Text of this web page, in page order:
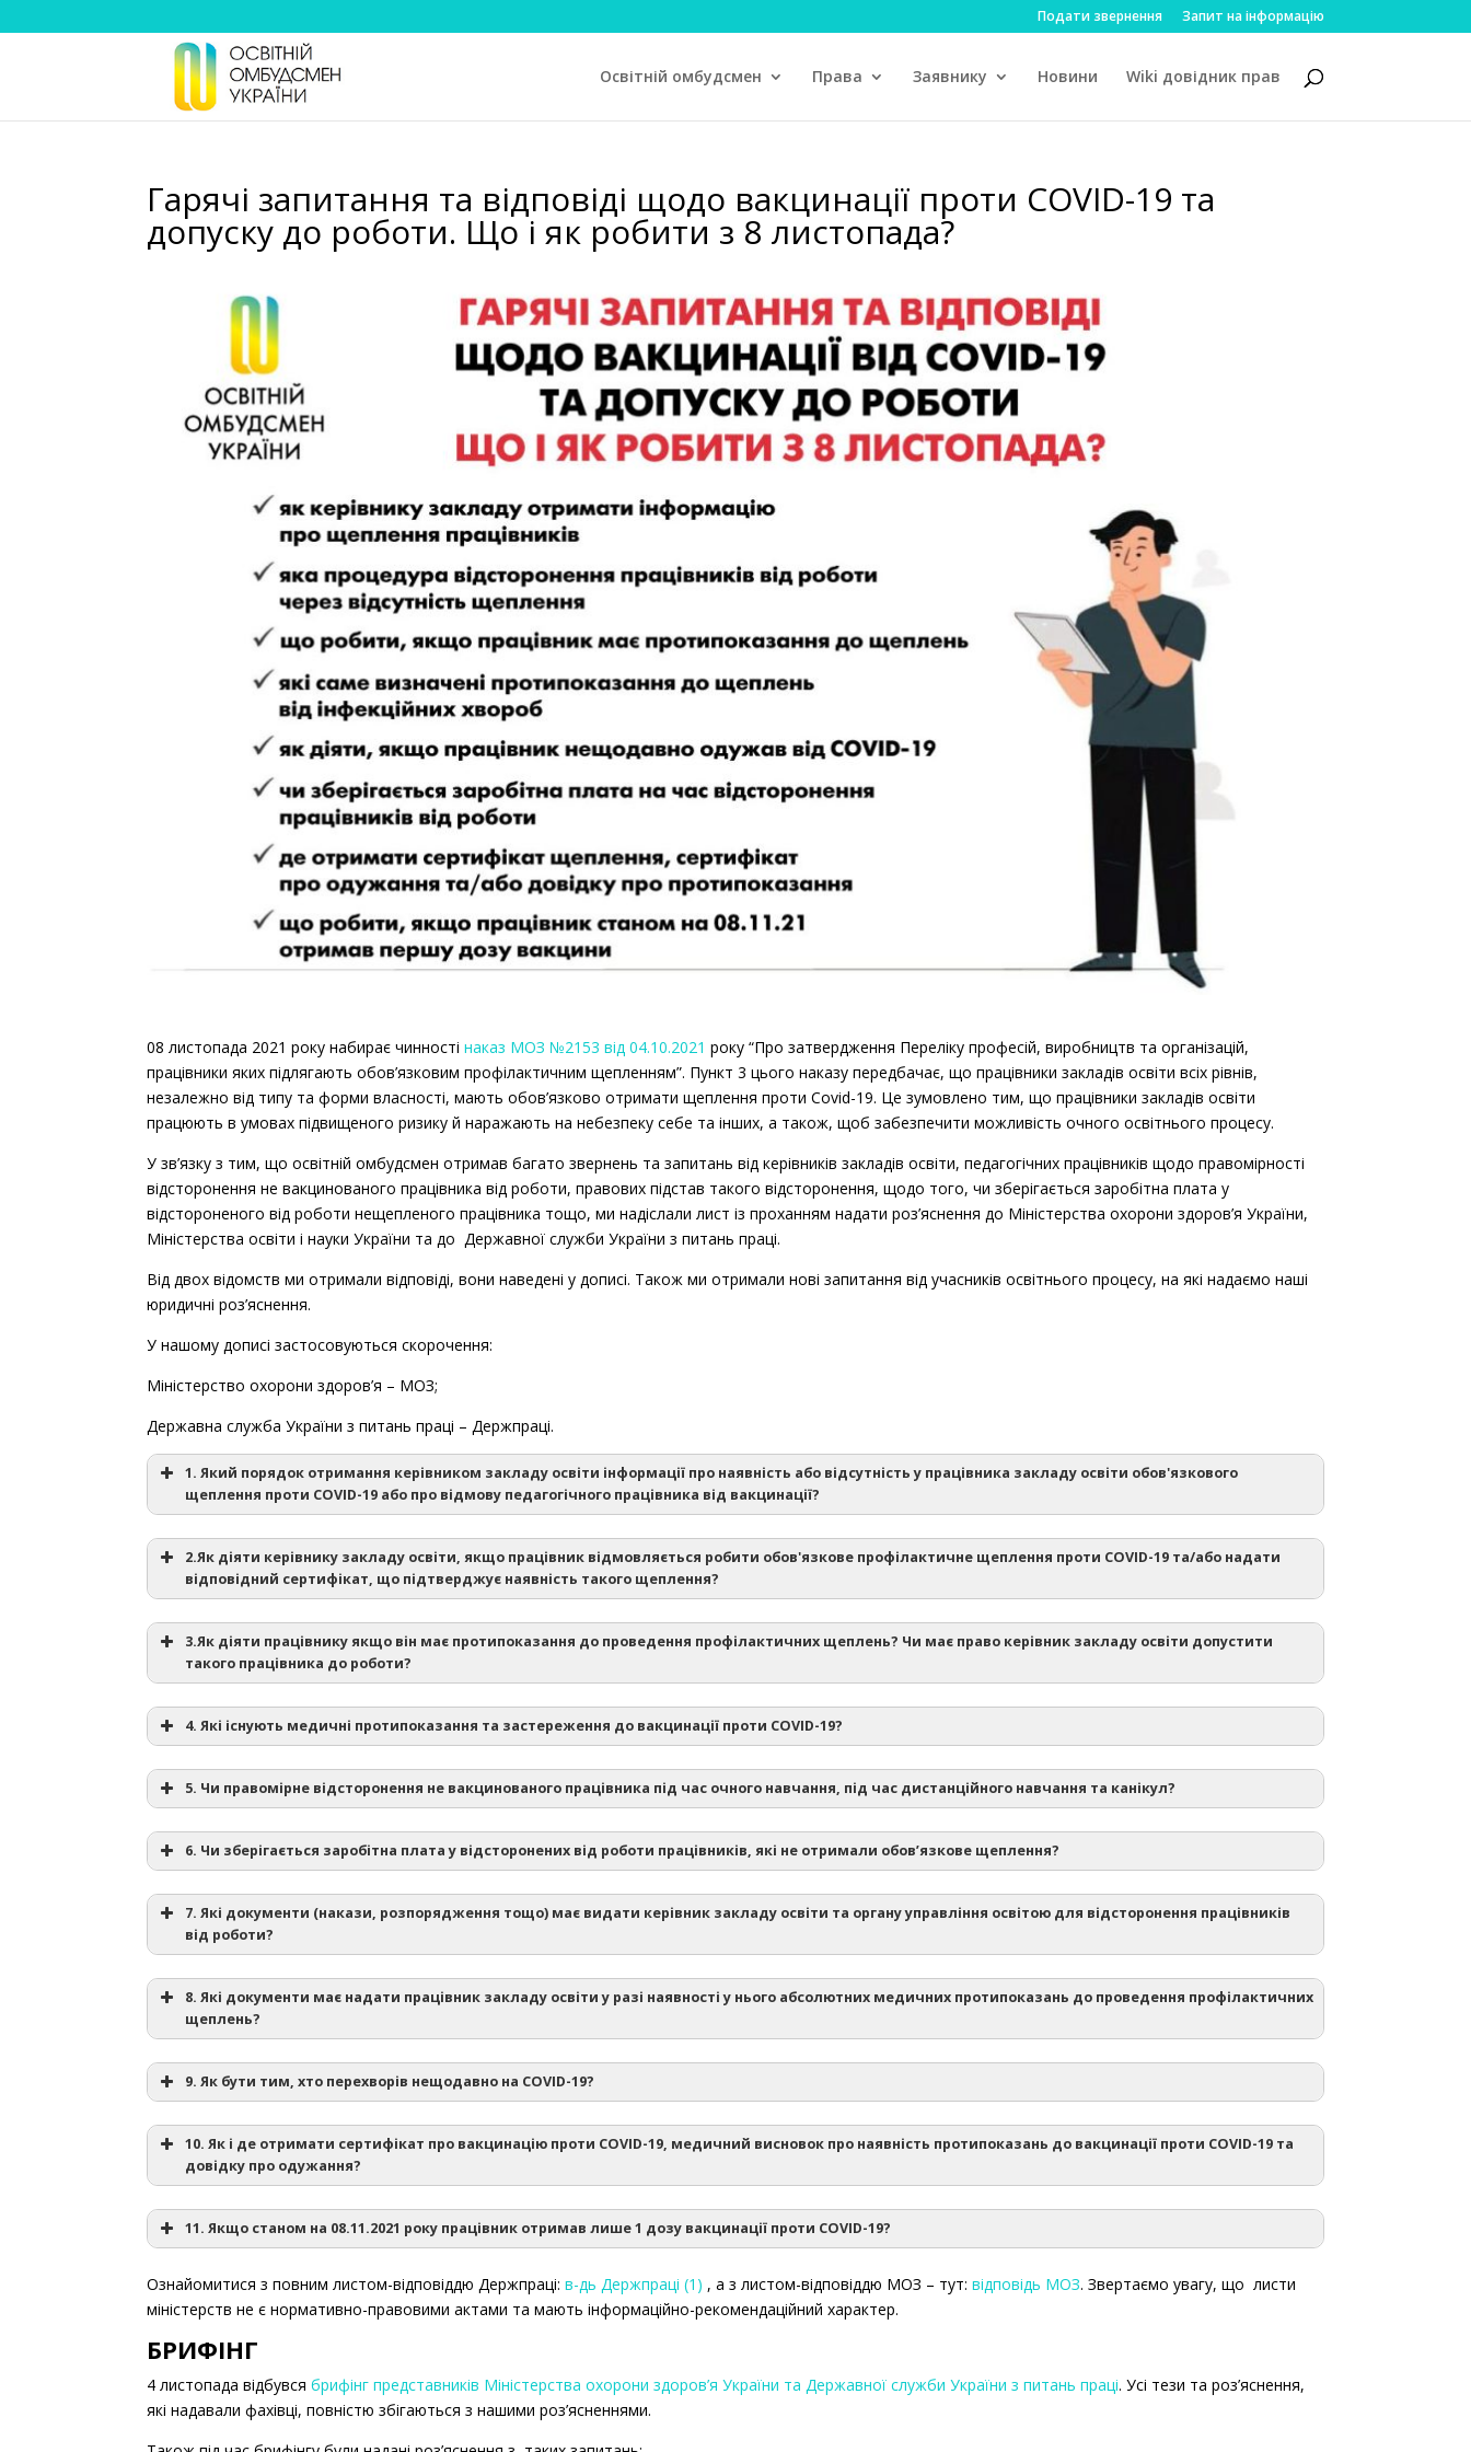
Подати звернення Запит на інформацію
Освітній омбудсмен Права Заявнику Новини Wiki довідник прав
Гарячі запитання та відповіді щодо вакцинації проти COVID-19 та
допуску до роботи. Що і як робити з 8 листопада?
08 листопада 2021 року набирає чинностінаказ МОЗ №2153 від 04.10.2021 року “Про затвердження Переліку професій, виробництв та організацій,
працівники яких підлягають обов’язковим профілактичним щепленням”. Пункт 3 цього наказу передбачає, що працівники закладів освіти всіх рівнів,
незалежно від типу та форми власності, мають обов’язково отримати щеплення проти Covid-19. Це зумовлено тим, що працівники закладів освіти
працюють в умовах підвищеного ризику й наражають на небезпеку себе та інших, а також, щоб забезпечити можливість очного освітнього процесу.
У зв’язку з тим, що освітній омбудсмен отримав багато звернень та запитань від керівників закладів освіти, педагогічних працівників щодо правомірності
відсторонення не вакцинованого працівника від роботи, правових підстав такого відсторонення, щодо того, чи зберігається заробітна плата у
відстороненого від роботи нещепленого працівника тощо, ми надіслали лист із проханням надати роз’яснення до Міністерства охорони здоров’я України,
Міністерства освіти і науки України та до Державної служби України з питань праці.
Від двох відомств ми отримали відповіді, вони наведені у дописі. Також ми отримали нові запитання від учасників освітнього процесу, на які надаємо наші
юридичні роз’яснення.
У нашому дописі застосовуються скорочення:
Міністерство охорони здоров’я – МОЗ;
Державна служба України з питань праці – Держпраці.
1. Який порядок отримання керівником закладу освіти інформації про наявність або відсутність у працівника закладу освіти обов'язкового
щеплення проти COVID-19 або про відмову педагогічного працівника від вакцинації?
2.Як діяти керівнику закладу освіти, якщо працівник відмовляється робити обов'язкове профілактичне щеплення проти COVID-19 та/або надати
відповідний сертифікат, що підтверджує наявність такого щеплення?
з’явився на роботі в нетверезому стані, у стані наркотичного або токсичного сп’яніння;
відмовляється або ухиляється від обов’язкових медичних оглядів, навчання, інструктажу і перевірки знань з охорони праці та протипожежної
в інших випадках, передбачених законодавством(стаття 46 Кодексу законів про працю України).
хвороб»
3.Як діяти працівнику якщо він має протипоказання до проведення профілактичних щеплень? Чи має право керівник закладу освіти допустити
такого працівника до роботи?
застережень до проведення профілактичних щеплень
“Про внесення змін до
постанови Кабінету Міністрів України від 9 грудня 2020 р. № 1236”
4. Які існують медичні протипоказання та застереження до вакцинації проти COVID-19?
Постійні протипоказання– протипоказання до щеплень, що мають постійний пожиттєвий характер. До них належать: анафілактична реакція на
першу дозу цієї вакцини.
Також наявні
застереження (вакцинація з пересторогою)
– ситуація, за якої остаточне рішення щодо щеплення приймається лікарем з
урахуванням переваг над ризиками від щеплення. До них належать: онкологічна хвороба, аутоімунне захворювання, особи з імунодефіцитом. Крім
того, існують протипоказання до введення окремих вакцин.
5. Чи правомірне відсторонення не вакцинованого працівника під час очного навчання, під час дистанційного навчання та канікул?
грудня 2020 р. № 1236”
Дистанційне навчання
6. Чи зберігається заробітна плата у відсторонених від роботи працівників, які не отримали обов’язкове щеплення?
Допомога по тимчасовій непрацездатності (лікарняний лист)
Закону України “Про відпустки”
7. Які документи (накази, розпорядження тощо) має видати керівник закладу освіти та органу управління освітою для відсторонення працівників
від роботи?
Юристи радять
8. Які документи має надати працівник закладу освіти у разі наявності у нього абсолютних медичних протипоказань до проведення профілактичних
щеплень?
9. Як бути тим, хто перехворів нещодавно на COVID-19?
Міністерство цифрової трансформації України
10. Як і де отримати сертифікат про вакцинацію проти COVID-19, медичний висновок про наявність протипоказань до вакцинації проти СOVID-19 та
довідку про одужання?
Через додаток на смартфоні Дія в електронному варіанті
Сертифікат через портал
Сімейний лікар – паперовий варіант з печаткою.
11. Якщо станом на 08.11.2021 року працівник отримав лише 1 дозу вакцинації проти COVID-19?
України від 9 грудня 2020 р. № 1236”
Ознайомитися з повним листом-відповіддю Держпраці:в-дь Держпраці (1) , а з листом-відповіддю МОЗ – тут:відповідь МОЗ. Звертаємо увагу, що листи
міністерств не є нормативно-правовими актами та мають інформаційно-рекомендаційний характер.
БРИФІНГ
4 листопада відбувсябрифінг представників Міністерства охорони здоров’я України та Державної служби України з питань праці. Усі тези та роз’яснення,
які надавали фахівці, повністю збігаються з нашими роз’ясненнями.